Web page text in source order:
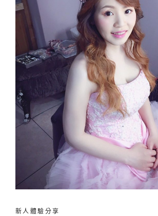
新人體驗分享